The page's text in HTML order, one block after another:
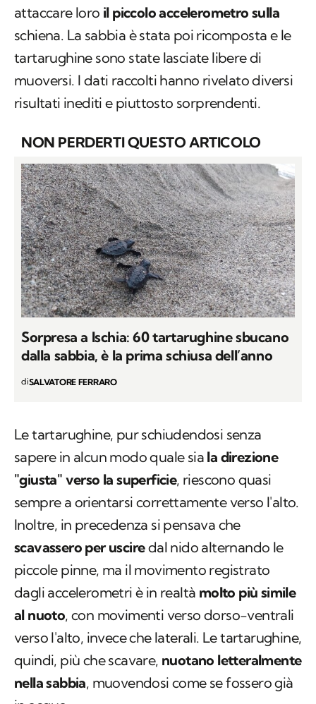
attaccare loro il piccolo accelerometro sulla
schiena. La sabbia è stata poi ricomposta e le
tartarughine sono state lasciate libere di
muoversi. I dati raccolti hanno rivelato diversi
risultati inediti e piuttosto sorprendenti.
NON PERDERTI QUESTO ARTICOLO
Sorpresa a Ischia: 60 tartarughine sbucano
dalla sabbia, è la prima schiusa dell’anno
diSALVATORE FERRARO
Le tartarughine, pur schiudendosi senza
sapere in alcun modo quale sia la direzione
"giusta" verso la superficie, riescono quasi
sempre a orientarsi correttamente verso l'alto.
Inoltre, in precedenza si pensava che
scavassero per usciredal nido alternando le
piccole pinne, ma il movimento registrato
dagli accelerometri è in realtà molto più simile
al nuoto, con movimenti verso dorso-ventrali
verso l'alto, invece che laterali. Le tartarughine,
quindi, più che scavare, nuotano letteralmente
nella sabbia, muovendosi come se fossero già